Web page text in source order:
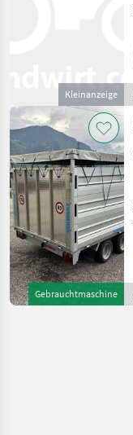
Kleinanzeige
Gebrauchtmaschine